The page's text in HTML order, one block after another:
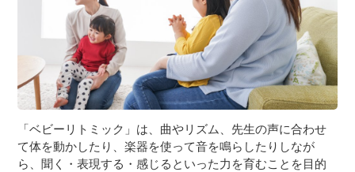
「ベビーリトミック」は、曲やリズム、先生の声に合わせ
て体を動かしたり、楽器を使って音を鳴らしたりしなが
ら、聞く・表現する・感じるといった力を育むことを目的